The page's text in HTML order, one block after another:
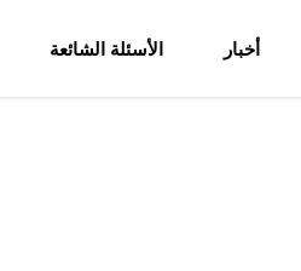
أخبار الأسئلة الشائعة